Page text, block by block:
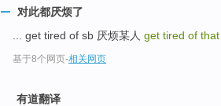
对此都厌烦了
... get tired of sb 厌烦某人 get tired of that
基于8个网页-相关网页
有道翻译